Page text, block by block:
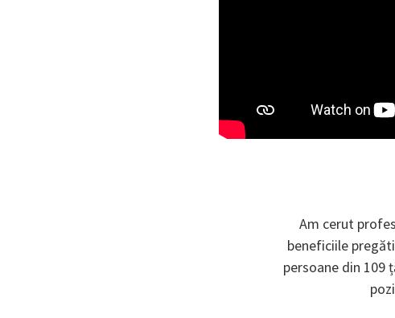
Am cerut
beneficiile
persoane din 109